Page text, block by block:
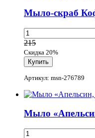
Мыло-скраб
215
Скидка 20%
Артикул: msn-276789
Мыло